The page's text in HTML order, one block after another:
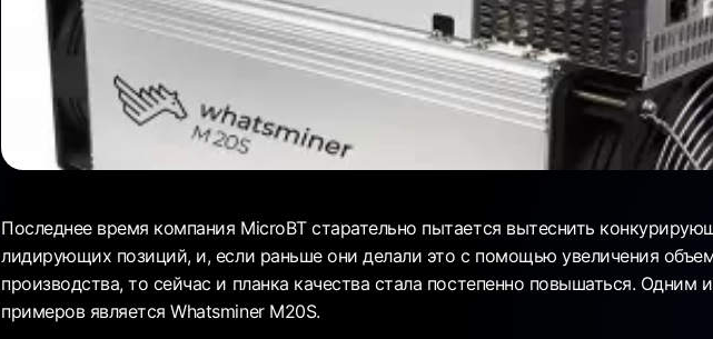
Последнее время компания MicroBT старательно пытается вытеснить
лидирующих позиций, и, если раньше они делали это с помощью увеличения
производства, то сейчас и планка качества стала постепенно повышаться. Одним
примеров является Whatsminer M20S.